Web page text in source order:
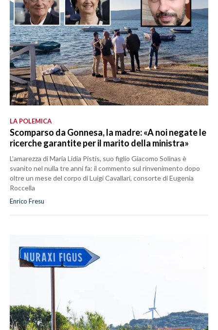
LA POLEMICA
Scomparso da Gonnesa, la madre: «A noi negate le
ricerche garantite per il marito della ministra»
L’amarezza di Maria Lidia Pistis, suo figlio Giacomo Solinas è
svanito nel nulla tre anni fa: il commento sul rinvenimento dopo
oltre un mese del corpo di Luigi Cavallari, consorte di Eugenia
Roccella
Enrico Fresu